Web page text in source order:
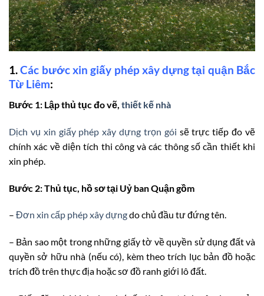
1.Các bước xin giấy phép xây dựng tại quận Bắc
Từ Liêm:
Bước 1: Lập thủ tục đo vẽ, thiết kế nhà
Dịch vụ xin giấy phép xây dựng trọn gói sẽ trực tiếp đo vẽ
chính xác về diện tích thi công và các thông số cần thiết khi
xin phép.
Bước 2: Thủ tục, hồ sơ tại Uỷ ban Quận gồm
– Đơn xin cấp phép xây dựngdo chủ đầu tư đứng tên.
– Bản sao một trong những giấy tờ về quyền sử dụng đất và
quyền sở hữu nhà (nếu có), kèm theo trích lục bản đồ hoặc
trích đồ trên thực địa hoặc sơ đồ ranh giới lô đất.